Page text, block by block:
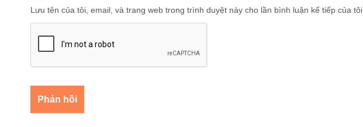
Lưu tên của tôi, email, và trang web trong trình duyệt này cho lần bình luận kế tiếp của tôi.